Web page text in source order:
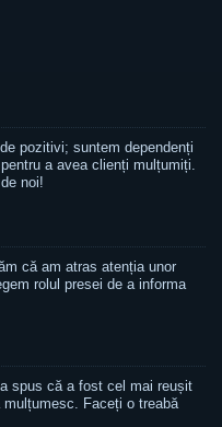
pozitivi; suntem dependenți
a avea clienți mulțumiți.
noi!
că am atras atenția unor
rolul presei de a informa
spus că a fost cel mai reușit
Faceți o treabă